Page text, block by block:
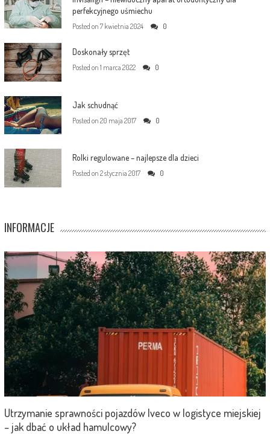
perfekcyjnego uśmiechu
Posted on 7 kwietnia 2024 0
Doskonały sprzęt
Posted on 1 marca 2022 0
Jak schudnąć
Posted on 20 maja 2017 0
Rolki regulowane – najlepsze dla dzieci
Posted on 2 stycznia 2017 0
INFORMACJE
Utrzymanie sprawności pojazdów Iveco w logistyce miejskiej
– jak dbać o układ hamulcowy?